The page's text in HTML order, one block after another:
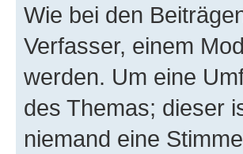
Wie bei den
Verfasser, einem
werden. Um eine
des Themas; dieser
niemand eine